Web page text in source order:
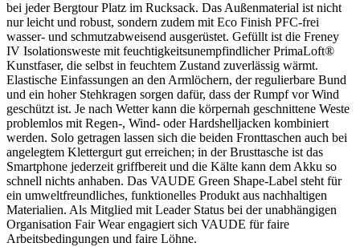
bei jeder Bergtour Platz im Rucksack. Das Außenmaterial ist nicht
nur leicht und robust, sondern zudem mit Eco Finish PFC-frei
wasser- und schmutzabweisend ausgerüstet. Gefüllt ist die Freney
IV Isolationsweste mit feuchtigkeitsunempfindlicher PrimaLoft®
Kunstfaser, die selbst in feuchtem Zustand zuverlässig wärmt.
Elastische Einfassungen an den Armlöchern, der regulierbare Bund
und ein hoher Stehkragen sorgen dafür, dass der Rumpf vor Wind
geschützt ist. Je nach Wetter kann die körpernah geschnittene Weste
problemlos mit Regen-, Wind- oder Hardshelljacken kombiniert
werden. Solo getragen lassen sich die beiden Fronttaschen auch bei
angelegtem Klettergurt gut erreichen; in der Brusttasche ist das
Smartphone jederzeit griffbereit und die Kälte kann dem Akku so
schnell nichts anhaben. Das VAUDE Green Shape-Label steht für
ein umweltfreundliches, funktionelles Produkt aus nachhaltigen
Materialien. Als Mitglied mit Leader Status bei der unabhängigen
Organisation Fair Wear engagiert sich VAUDE für faire
Arbeitsbedingungen und faire Löhne.